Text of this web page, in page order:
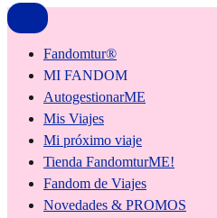
Fandomtur®
MI FANDOM
AutogestionarME
Mis Viajes
Mi próximo viaje
Tienda FandomturME!
Fandom de Viajes
Novedades & PROMOS